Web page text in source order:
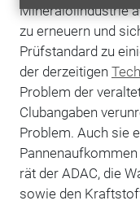
Mineralölindustrie
zu erneuern und
Prüfstandard zu
der derzeitigen
Problem der
Clubangaben
Problem. Auch sie
rät der ADAC, die
sowie den